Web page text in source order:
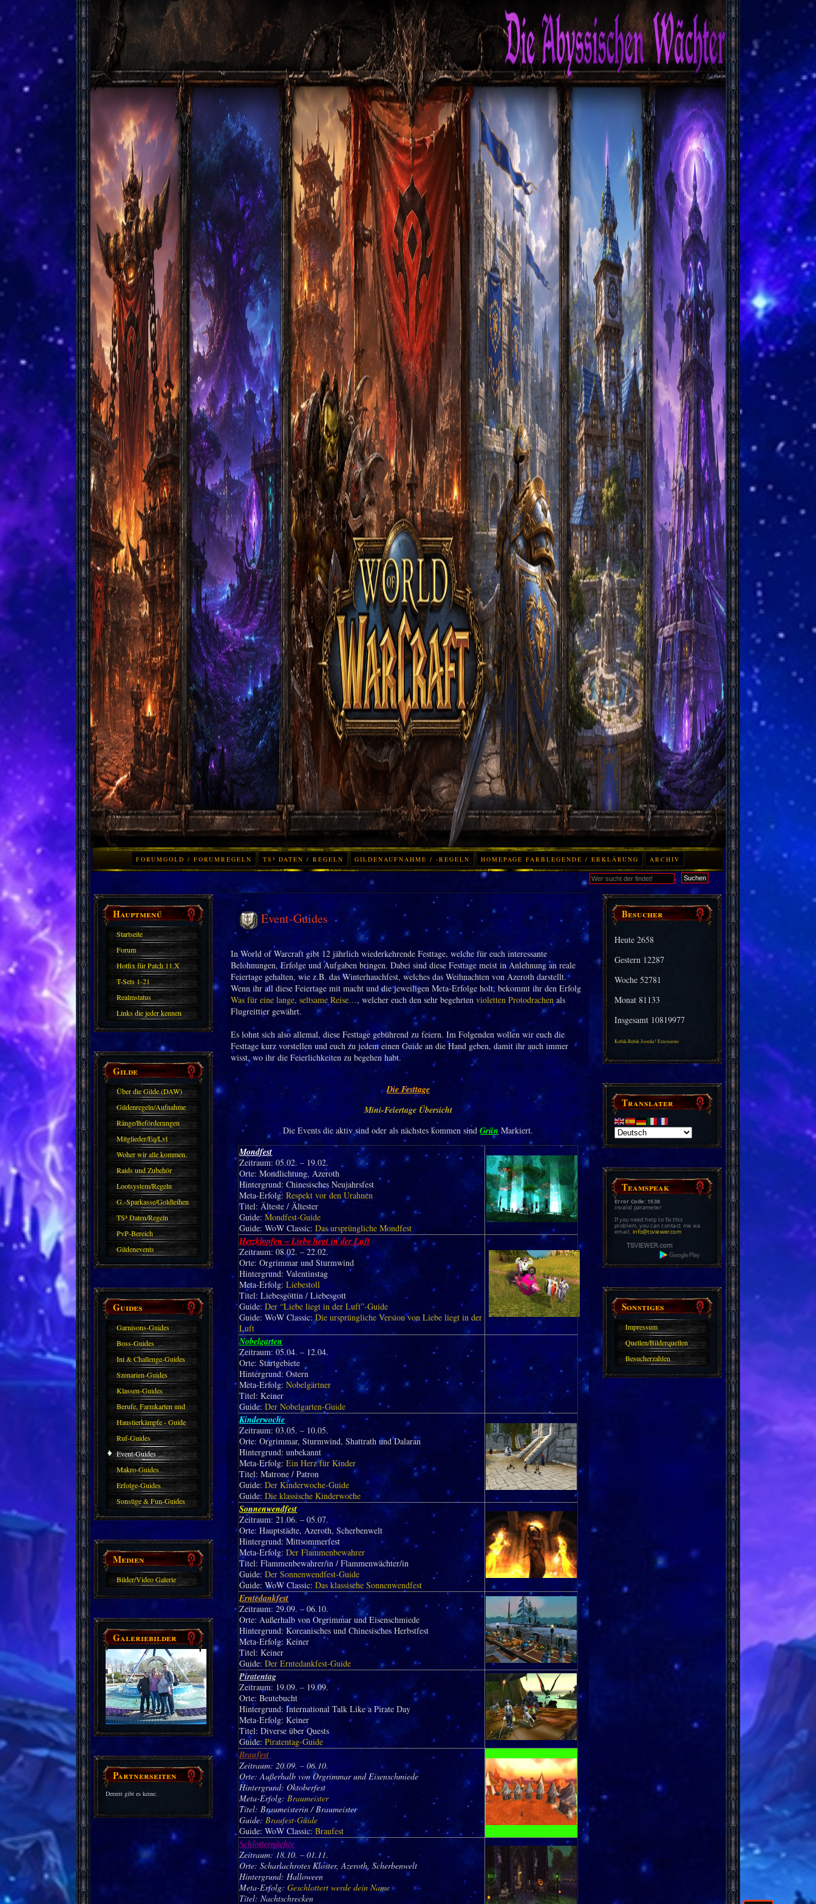
FORUMGOLD / FORUMREGELN TS³ DATEN / REGELN GILDENAUFNAHME / -REGELN HOMEPAGE FARBLEGENDE / ERKLÄRUNG ARCHIV
. Suchen
Hauptmenü
Startseite
Forum
Hotfix für Patch 11.X
T-Sets 1-21
Realmstatus
Links die jeder kennen
sollte?! Oder nicht?
Gilde
Über die Gilde (DAW)
Gildenregeln/Aufnahme
Ränge/Beförderungen
Mitglieder/Eq/Lvl
Woher wir alle kommen.
Raids und Zubehör
Lootsystem/Regeln
G.-Sparkasse/Goldleihen
TS³ Daten/Regeln
PvP-Bereich
Gildenevents
Guides
Garnisons-Guides
Boss-Guides
Ini & Challenge-Guides
Szenarien-Guides
Klassen-Guides
Berufe, Farmkarten und
Haustiere
Haustierkämpfe - Guide
Ruf-Guides
Event-Guides
Makro-Guides
Erfolge-Guides
Sonstige & Fun-Guides
Medien
Bilder/Video Galerie
Galeriebilder
Partnerseiten
Derzeit gibt es keine.
Besucher
Heute2658
Gestern 12287
Woche52781
Monat81133
Insgesamt 10819977
Kubik-Rubik Joomla! Extensions
Translater
Teamspeak
Error Code: 1538
invalid parameter
If you need help to fix this
problem, you can contact me via
email: info@tsviewer.com
Sonstiges
Impressum
Quellen/Bilderquellen
Besucherzahlen
Event-Guides
In World of Warcraft gibt 12 jährlich wiederkehrende Festtage, welche für euch interessante
Belohnungen, Erfolge und Aufgaben bringen. Dabei sind diese Festtage meist in Anlehnung an reale
Feiertage gehalten, wie z.B. das Winterhauchfest, welches das Weihnachten von Azeroth darstellt.
Wenn ihr all diese Feiertage mit macht und die jeweiligen Meta-Erfolge holt, bekommt ihr den Erfolg
Was für eine lange, seltsame Reise…, welcher euch den sehr begehrten violetten Protodrachenals
Flugreittier gewährt.
Es lohnt sich also allemal, diese Festtage gebührend zu feiern. Im Folgenden wollen wir euch die
Festtage kurz vorstellen und euch zu jedem einen Guide an die Hand geben, damit ihr auch immer
wisst, wo ihr die Feierlichkeiten zu begehen habt.
Die Festtage
Mini-Feiertage Übersicht
Die Events die aktiv sind oder als nächstes kommen sindGrün Markiert.
Mondfest
Zeitraum: 05.02. – 19.02.
Orte: Mondlichtung, Azeroth
Hintergrund: Chinesisches Neujahrsfest
Meta-Erfolg:Respekt vor den Urahnen
Titel: Älteste / Ältester
Guide:Mondfest-Guide
Guide: WoW Classic:Das ursprüngliche Mondfest
Herzklopfen – Liebe liegt in der Luft
Zeitraum: 08.02. – 22.02.
Orte: Orgrimmar und Sturmwind
Hintergrund: Valentinstag
Meta-Erfolg:Liebestoll
Titel: Liebesgöttin / Liebesgott
Guide:Der “Liebe liegt in der Luft”-Guide
Guide: WoW Classic:Die ursprüngliche Version von Liebe liegt in der
Luft
Nobelgarten
Zeitraum: 05.04. – 12.04.
Orte: Startgebiete
Hintergrund: Ostern
Meta-Erfolg:Nobelgärtner
Titel: Keiner
Guide:Der Nobelgarten-Guide
Kinderwoche
Zeitraum: 03.05. – 10.05.
Orte: Orgrimmar, Sturmwind, Shattrath und Dalaran
Hintergrund: unbekannt
Meta-Erfolg:Ein Herz für Kinder
Titel: Matrone / Patron
Guide:Der Kinderwoche-Guide
Guide:Die klassische Kinderwoche
Sonnenwendfest
Zeitraum: 21.06. – 05.07.
Orte: Hauptstädte, Azeroth, Scherbenwelt
Hintergrund: Mittsommerfest
Meta-Erfolg:Der Flammenbewahrer
Titel: Flammenbewahrer/in / Flammenwächter/in
Guide:Der Sonnenwendfest-Guide
Guide: WoW Classic:Das klassische Sonnenwendfest
Erntedankfest
Zeitraum: 29.09. – 06.10.
Orte: Außerhalb von Orgrimmar und Eisenschmiede
Hintergrund: Koreanisches und Chinesisches Herbstfest
Meta-Erfolg: Keiner
Titel: Keiner
Guide:Der Erntedankfest-Guide
Piratentag
Zeitraum: 19.09. – 19.09.
Orte: Beutebucht
Hintergrund: International Talk Like a Pirate Day
Meta-Erfolg: Keiner
Titel: Diverse über Quests
Guide:Piratentag-Guide
Braufest
Zeitraum: 20.09. – 06.10.
Orte: Außerhalb von Orgrimmar und Eisenschmiede
Hintergrund: Oktoberfest
Meta-Erfolg:Braumeister
Titel: Braumeisterin / Braumeister
Guide:Braufest-Guide
Guide: WoW Classic:Braufest
Schlotternächte
Zeitraum: 18.10. – 01.11.
Orte: Scharlachrotes Kloster, Azeroth, Scherbenwelt
Hintergrund: Halloween
Meta-Erfolg:Geschlottert werde dein Name
Titel: Nachtschrecken